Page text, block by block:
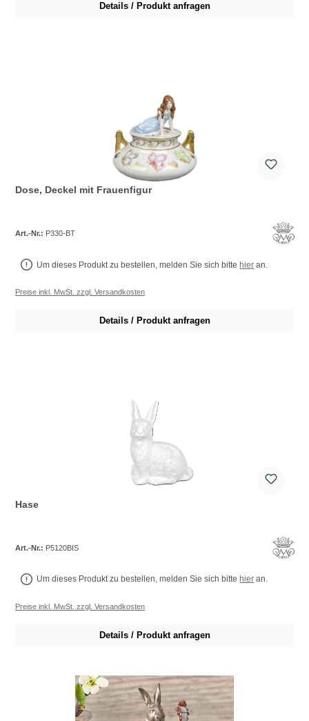
Details / Produkt anfragen
Dose, Deckel mit Frauenfigur
Art.-Nr.: P330-BT
Um dieses Produkt zu bestellen, melden Sie sich bittehier an.
Preise inkl. MwSt. zzgl. Versandkosten
Details / Produkt anfragen
Hase
Art.-Nr.: P5120BIS
Um dieses Produkt zu bestellen, melden Sie sich bitte hier an.
Preise inkl. MwSt. zzgl. Versandkosten
Details / Produkt anfragen